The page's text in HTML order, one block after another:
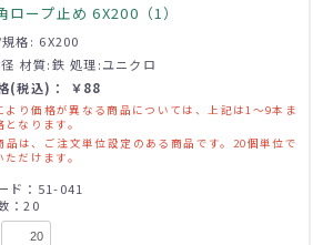
ープ止め 6X200（1）
格: 6X200
材質:鉄 処理:ユニクロ
(税込)： ￥88
り価格が異なる商品については、上記は1～9本ま
なります。
は、ご注文単位設定のある商品です。20個単位で
だけます。
ド：51-041
：20